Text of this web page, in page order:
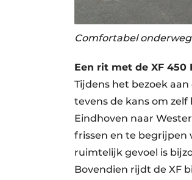
Comfortabel onderweg
Een rit met de XF 450
Tijdens het bezoek
tevens de kans om
Eindhoven naar
frissen en te begrijpen
ruimtelijk gevoel is
Bovendien rijdt de XF